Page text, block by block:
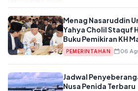
Menag Nasaruddin
Yahya Cholil Staquf
Buku Pemikiran KH
Muktamar NU ke-35
PEMERINTAHAN 06
Jadwal
Nusa Penida Terbaru